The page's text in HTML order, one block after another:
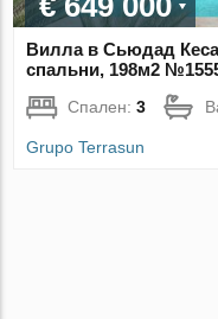
Вилла в Сьюдад
спальни, 198м2
Спален:3
Grupo Terrasun